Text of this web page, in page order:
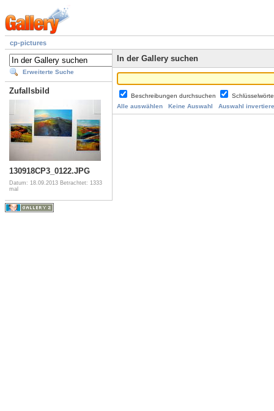
cp-pictures
Erweiterte Suche
Zufallsbild
130918CP3_0122.JPG
Datum: 18.09.2013 Betrachtet: 1333
mal
In der Gallery suchen
Beschreibungen durchsuchen
Alle auswählen
Keine Auswahl Auswahl